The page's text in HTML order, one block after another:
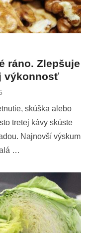
ráno. Zlepšuje
výkonnosť
skúška alebo
tretej kávy skúste
Najnovší výskum
…